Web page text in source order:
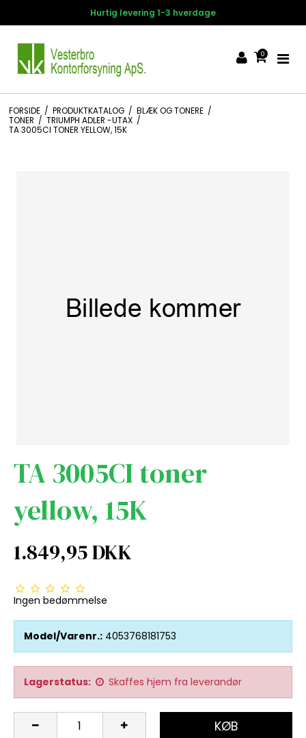
Hurtig levering 1-3 hverdage
0
FORSIDE / PRODUKTKATALOG / BLÆK OG TONERE /
TONER / TRIUMPH ADLER -UTAX /
TA 3005CI TONER YELLOW, 15K
TA 3005CI toner
yellow, 15K
1.849,95 DKK
Ingen bedømmelse
Model/Varenr.: 4053768181753
Lagerstatus: Skaffes hjem fra leverandør
KØB